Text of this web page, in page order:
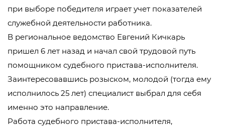
при выборе победителя играет учет показателей
служебной деятельности работника.
В региональное ведомство Евгений Кичкарь
пришел 6 лет назад и начал свой трудовой путь
помощником судебного пристава-исполнителя.
Заинтересовавшись розыском, молодой (тогда ему
исполнилось 25 лет) специалист выбрал для себя
именно это направление.
Работа судебного пристава-исполнителя,